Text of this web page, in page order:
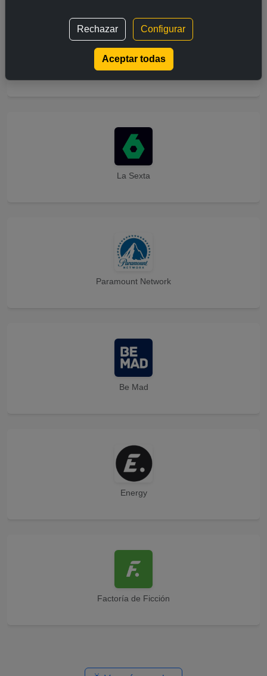
Telecinco
La Sexta
Paramount Network
Be Mad
Energy
Factoría de Ficción
Rechazar Configurar
Aceptar todas